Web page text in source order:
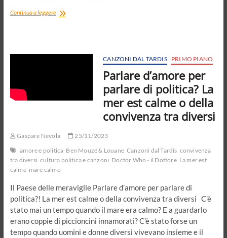
Continua a leggereIl
CANZONI DAL TARDIS
PRIMO PIANO
Parlare d’amore per
parlare di politica? La
mer est calme o della
convivenza tra diversi
Gaspare Nevola
25/11/2023
amore e politica Ben Mouzé & Louane Canzoni dal Tardis convivenza
tra diversi cultura politica e canzoni Doctor Who - il Dottore La mer est
calme mare calmo
Il Paese delle meraviglie Parlare d’amore per parlare di
politica?! La mer est calme o della convivenza tra diversi C’è
stato mai un tempo quando il mare era calmo? E a guardarlo
erano coppie di piccioncini innamorati? C’è stato forse un
tempo quando uomini e donne diversi vivevano insieme e il